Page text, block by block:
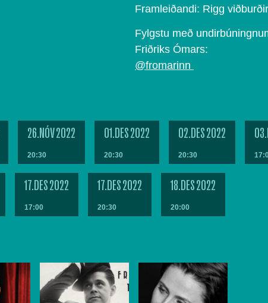
Framleiðandi: Rigg viðburðir
Fylgstu með
Friðriks Ómars:
@fromarinn
26.NÓV 2022
20:30
01.DES 2022
20:30
02.DES 2022
20:30
17.DES 2022
17:00
17.DES 2022
20:30
18.DES 2022
20:00